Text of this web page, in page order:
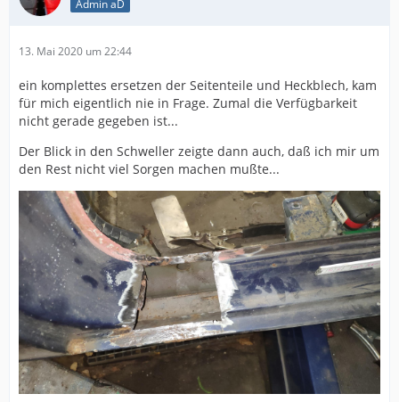
Admin aD
13. Mai 2020 um 22:44
ein komplettes ersetzen der Seitenteile und Heckblech, kam
für mich eigentlich nie in Frage. Zumal die Verfügbarkeit
nicht gerade gegeben ist...
Der Blick in den Schweller zeigte dann auch, daß ich mir um
den Rest nicht viel Sorgen machen mußte...